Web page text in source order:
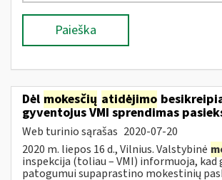
Paieška
Dėl mokesčių atidėjimo
gyventojus VMI sprendimas
Web turinio sąrašas 2020-07-20
2020 m. liepos 16 d., Vilnius. Valstybinė
inspekcija (toliau – VMI) informuoja, kad
patogumui supaprastino mokestinių